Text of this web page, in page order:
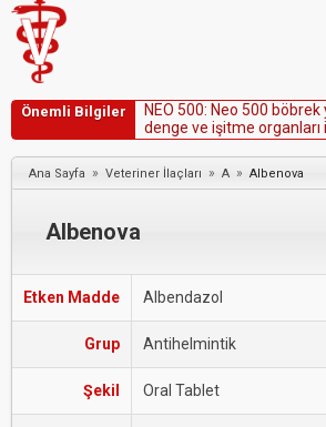
Önemli Bilgiler N EO 500: Neo 500 böbrek
denge ve işitme organ arı i
hayvanlardakullanılmasık
Ana Sayfa » Veteriner İlaçları » A » Albenova
Albenova
Etken Madde Albendazol
Grup Antihelmintik
Şekil Oral Tablet